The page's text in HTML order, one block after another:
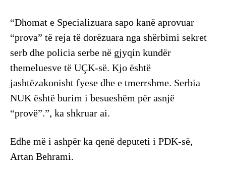
“Dhomat e Specializuara sapo kanë aprovuar
“prova” të reja të dorëzuara nga shërbimi sekret
serb dhe policia serbe në gjyqin kundër
themeluesve të UÇK-së. Kjo është
jashtëzakonisht fyese dhe e tmerrshme. Serbia
NUK është burim i besueshëm për asnjë
“provë”.”, ka shkruar ai.
Edhe më i ashpër ka qenë deputeti i PDK-së,
Artan Behrami.